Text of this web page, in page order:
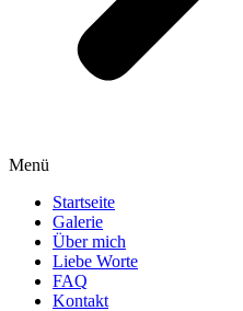
Menü
Startseite
Galerie
Über mich
Liebe Worte
FAQ
Kontakt